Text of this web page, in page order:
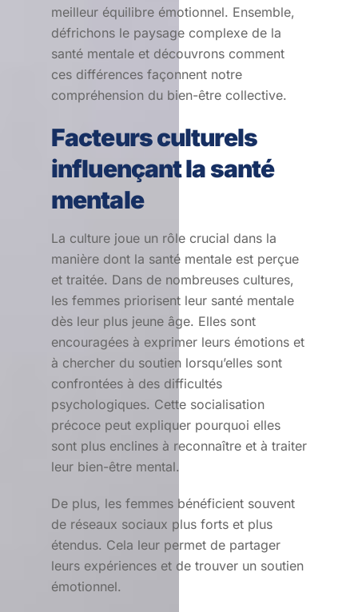
meilleur équilibre émotionnel. Ensemble,
défrichons le paysage complexe de la
santé mentale et découvrons comment
ces différences façonnent notre
compréhension du bien-être collective.
Facteurs culturels
influençant la santé
mentale
La culture joue un rôle crucial dans la
manière dont la santé mentale est perçue
et traitée. Dans de nombreuses cultures,
les femmes priorisent leur santé mentale
dès leur plus jeune âge. Elles sont
encouragées à exprimer leurs émotions et
à chercher du soutien lorsqu’elles sont
confrontées à des difficultés
psychologiques. Cette socialisation
précoce peut expliquer pourquoi elles
sont plus enclines à reconnaître et à traiter
leur bien-être mental.
De plus, les femmes bénéficient souvent
de réseaux sociaux plus forts et plus
étendus. Cela leur permet de partager
leurs expériences et de trouver un soutien
émotionnel.